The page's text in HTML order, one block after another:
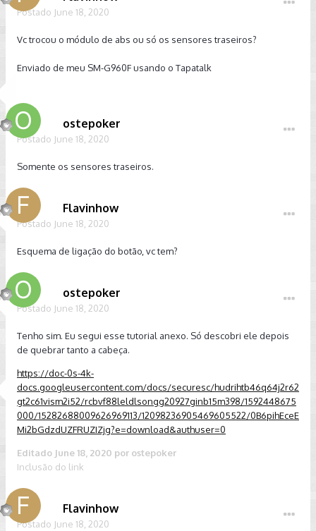
Postado June 18, 2020
Vc trocou o módulo de abs ou só os sensores traseiros?
Enviado de meu SM-G960F usando o Tapatalk
ostepoker
Postado June 18, 2020
Somente os sensores traseiros.
Flavinhow
Postado June 18, 2020
Esquema de ligação do botão, vc tem?
ostepoker
Postado June 18, 2020
Tenho sim. Eu segui esse tutorial anexo. Só descobri ele depois
de quebrar tanto a cabeça.
https://doc-0s-4k-
docs.googleusercontent.com/docs/securesc/hudrihtb46q64j2r62
gt2c61vism2i52/rcbvf88leldlsongg20927ginb15m398/1592448675
000/15282688009626969113/12098236905469605522/0B6pihEceE
Mi2bGdzdUZFRUZIZjg?e=download&authuser=0
Editado June 18, 2020 por ostepoker
Inclusão do link
Flavinhow
Postado June 18, 2020